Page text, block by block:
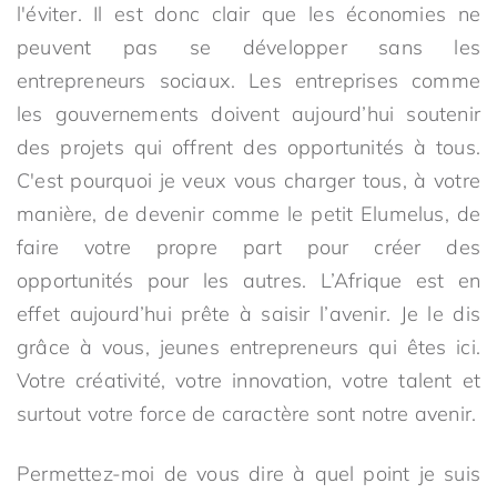
l'éviter. Il est donc clair que les économies ne
peuvent pas se développer sans les
entrepreneurs sociaux. Les entreprises comme
les gouvernements doivent aujourd’hui soutenir
des projets qui offrent des opportunités à tous.
C'est pourquoi je veux vous charger tous, à votre
manière, de devenir comme le petit Elumelus, de
faire votre propre part pour créer des
opportunités pour les autres. L’Afrique est en
effet aujourd’hui prête à saisir l’avenir. Je le dis
grâce à vous, jeunes entrepreneurs qui êtes ici.
Votre créativité, votre innovation, votre talent et
surtout votre force de caractère sont notre avenir.
Permettez-moi de vous dire à quel point je suis